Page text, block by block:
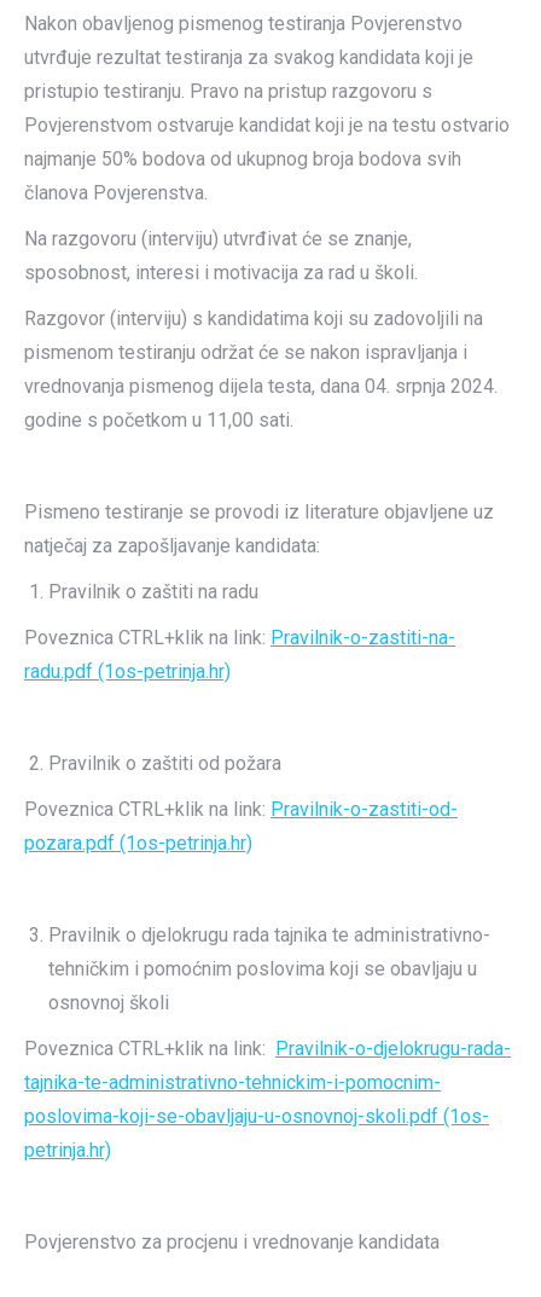
Nakon obavljenog pismenog testiranja Povjerenstvo
utvrđuje rezultat testiranja za svakog kandidata koji je
pristupio testiranju. Pravo na pristup razgovoru s
Povjerenstvom ostvaruje kandidat koji je na testu ostvario
najmanje 50% bodova od ukupnog broja bodova svih
članova Povjerenstva.
Na razgovoru (interviju) utvrđivat će se znanje,
sposobnost, interesi i motivacija za rad u školi.
Razgovor (interviju) s kandidatima koji su zadovoljili na
pismenom testiranju održat će se nakon ispravljanja i
vrednovanja pismenog dijela testa, dana 04. srpnja 2024.
godine s početkom u 11,00 sati.
Pismeno testiranje se provodi iz literature objavljene uz
natječaj za zapošljavanje kandidata:
Pravilnik o zaštiti na radu
Poveznica CTRL+klik na link: Pravilnik-o-zastiti-na-
radu.pdf (1os-petrinja.hr)
Pravilnik o zaštiti od požara
Poveznica CTRL+klik na link: Pravilnik-o-zastiti-od-
pozara.pdf (1os-petrinja.hr)
Pravilnik o djelokrugu rada tajnika te administrativno-
tehničkim i pomoćnim poslovima koji se obavljaju u
osnovnoj školi
Poveznica CTRL+klik na link: Pravilnik-o-djelokrugu-rada-
tajnika-te-administrativno-tehnickim-i-pomocnim-
poslovima-koji-se-obavljaju-u-osnovnoj-skoli.pdf (1os-
petrinja.hr)
Povjerenstvo za procjenu i vrednovanje kandidata